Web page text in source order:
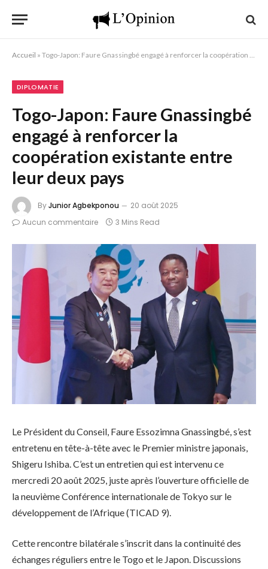
Accueil » Togo-Japon: Faure Gnassingbé engagé à renforcer la coopération existante entre leur deux pays
DIPLOMATIE
Togo-Japon: Faure Gnassingbé
engagé à renforcer la
coopération existante entre
leur deux pays
ByJunior Agbekponou
20 août 2025
Aucun commentaire
3 Mins Read
Le Président du Conseil, Faure Essozimna Gnassingbé, s’est
entretenu en tête-à-tête avec le Premier ministre japonais,
Shigeru Ishiba. C’est un entretien qui est intervenu ce
mercredi 20 août 2025, juste après l’ouverture officielle de
la neuvième Conférence internationale de Tokyo sur le
développement de l’Afrique (TICAD 9).
Cette rencontre bilatérale s’inscrit dans la continuité des
échanges réguliers entre le Togo et le Japon. Discussions